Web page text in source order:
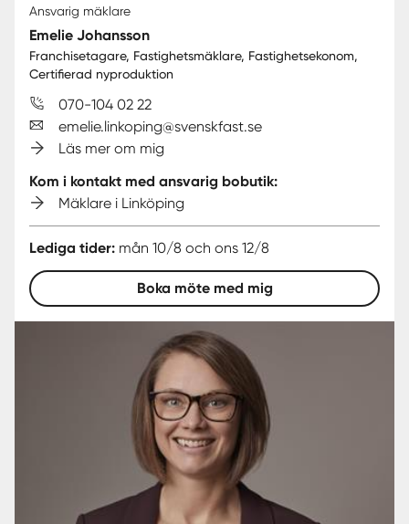
Ansvarig mäklare
Emelie Johansson
Franchisetagare, Fastighetsmäklare, Fastighetsekonom,
Certifierad nyproduktion
070-104 02 22
emelie.linkoping@svenskfast.se
Läs mer om mig
Kom i kontakt med ansvarig bobutik:
Mäklare i Linköping
Lediga tider: mån 10/8 och ons 12/8
Boka möte med mig